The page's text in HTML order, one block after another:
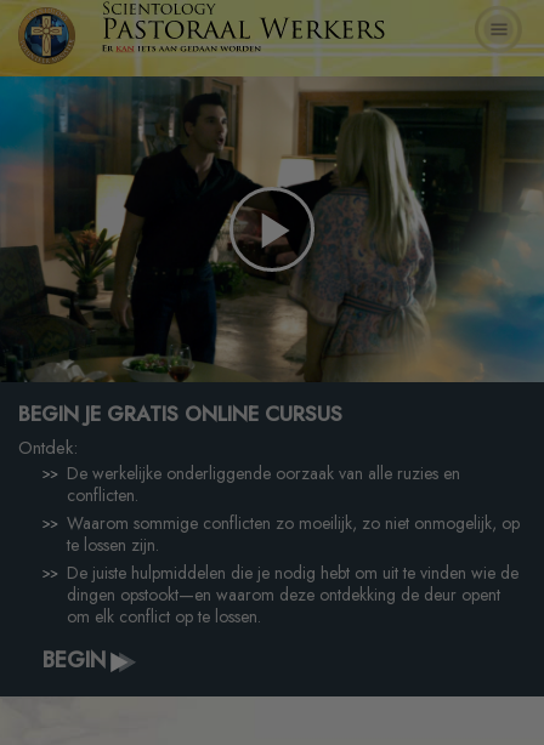
Play
Video
BEGIN JE GRATIS ONLINE CURSUS
Ontdek:
De werkelijke onderliggende oorzaak van alle ruzies en
conflicten.
Waarom sommige conflicten zo moeilijk, zo niet onmogelijk, op
te lossen zijn.
De juiste hulpmiddelen die je nodig hebt om uit te vinden wie de
dingen opstookt—en waarom deze ontdekking de deur opent
om elk conflict op te lossen.
BEGIN